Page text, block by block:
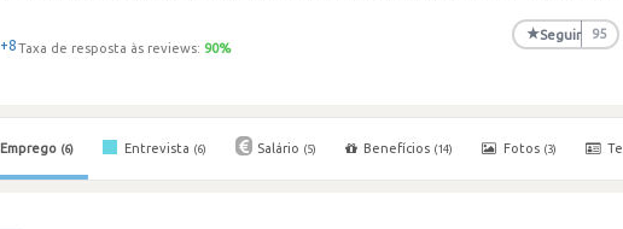
+8Taxa de resposta às reviews: 90%
★Seguir 95
Emprego (6) Entrevista (6) Salário (5) Benefícios (14) Fotos (3)